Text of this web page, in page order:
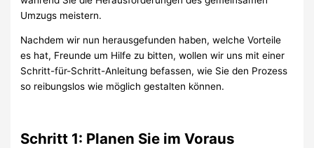
Umzugs meistern.
Nachdem wir nun herausgefunden haben, welche Vorteile
es hat, Freunde um Hilfe zu bitten, wollen wir uns mit einer
Schritt-für-Schritt-Anleitung befassen, wie Sie den Prozess
so reibungslos wie möglich gestalten können.
Schritt 1: Planen Sie im Voraus